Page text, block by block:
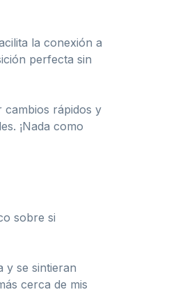
la conexión a
perfecta sin
cambios rápidos y
¡Nada como
sobre si
y se sintieran
cerca de mis